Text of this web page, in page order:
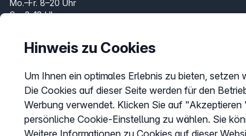
Mo.–Fr. 8–20 Uhr
Sa. 9–18 Uhr
Internet & Telefon
Fax Online
Hinweis zu Cookies
Um Ihnen ein optimales Erlebnis zu bieten,
Die Cookies auf dieser Seite werden für den
Werbung verwendet. Klicken Sie auf
persönliche Cookie-Einstellung zu wählen. Sie
Weitere Informationen zu Cookies auf dieser